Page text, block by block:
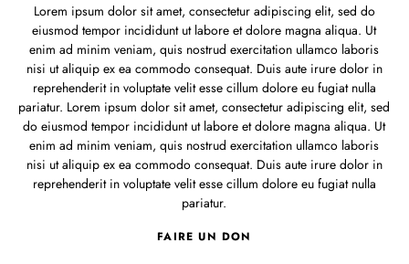
Lorem ipsum dolor sit amet, consectetur adipiscing elit, sed do
eiusmod tempor incididunt ut labore et dolore magna aliqua. Ut
enim ad minim veniam, quis nostrud exercitation ullamco laboris
nisi ut aliquip ex ea commodo consequat. Duis aute irure dolor in
reprehenderit in voluptate velit esse cillum dolore eu fugiat nulla
pariatur. Lorem ipsum dolor sit amet, consectetur adipiscing elit, sed
do eiusmod tempor incididunt ut labore et dolore magna aliqua. Ut
enim ad minim veniam, quis nostrud exercitation ullamco laboris
nisi ut aliquip ex ea commodo consequat. Duis aute irure dolor in
reprehenderit in voluptate velit esse cillum dolore eu fugiat nulla
pariatur.
FAIRE UN DON